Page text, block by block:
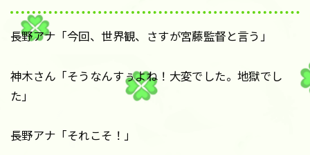
長野アナ「今回、世界観、さすが宮藤監督と言う」
神木さん「そうなんすぅよね！大変でした。地獄でし
た」
長野アナ「それこそ！」